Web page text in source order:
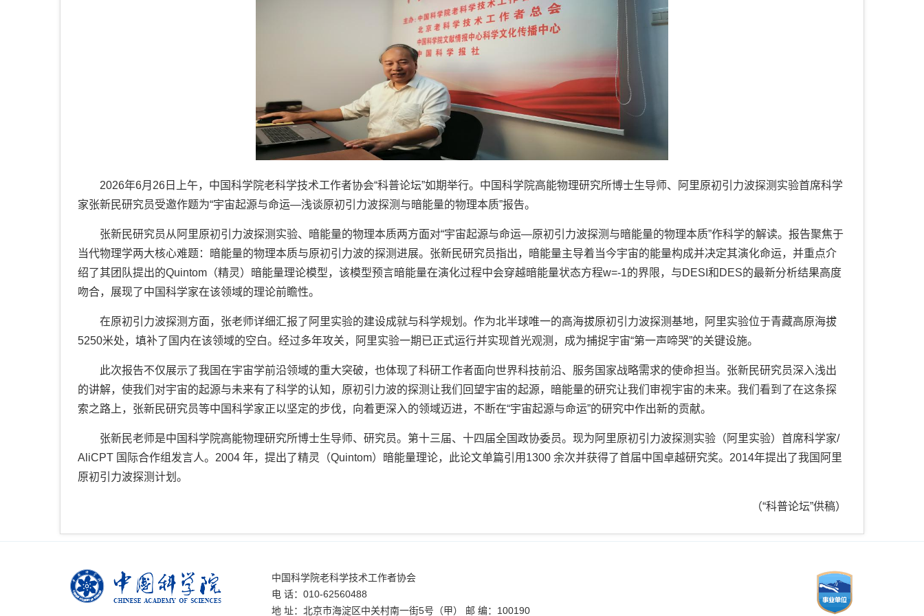
2026年6月26日上午，中国科学院老科学技术工作者协会“科普论坛”如期举行。中国科学院高能物理研究所博士生导师、阿里原初引力波探测实验首席科学
家张新民研究员受邀作题为“宇宙起源与命运—浅谈原初引力波探测与暗能量的物理本质”报告。
张新民研究员从阿里原初引力波探测实验、暗能量的物理本质两方面对“宇宙起源与命运—原初引力波探测与暗能量的物理本质”作科学的解读。报告聚焦于
当代物理学两大核心难题：暗能量的物理本质与原初引力波的探测进展。张新民研究员指出，暗能量主导着当今宇宙的能量构成并决定其演化命运，并重点介
绍了其团队提出的Quintom（精灵）暗能量理论模型，该模型预言暗能量在演化过程中会穿越暗能量状态方程w=-1的界限，与DESI和DES的最新分析结果高度
吻合，展现了中国科学家在该领域的理论前瞻性。
在原初引力波探测方面，张老师详细汇报了阿里实验的建设成就与科学规划。作为北半球唯一的高海拔原初引力波探测基地，阿里实验位于青藏高原海拔
5250米处，填补了国内在该领域的空白。经过多年攻关，阿里实验一期已正式运行并实现首光观测，成为捕捉宇宙“第一声啼哭”的关键设施。
此次报告不仅展示了我国在宇宙学前沿领域的重大突破，也体现了科研工作者面向世界科技前沿、服务国家战略需求的使命担当。张新民研究员深入浅出
的讲解，使我们对宇宙的起源与未来有了科学的认知，原初引力波的探测让我们回望宇宙的起源，暗能量的研究让我们审视宇宙的未来。我们看到了在这条探
索之路上，张新民研究员等中国科学家正以坚定的步伐，向着更深入的领域迈进，不断在“宇宙起源与命运”的研究中作出新的贡献。
张新民老师是中国科学院高能物理研究所博士生导师、研究员。第十三届、十四届全国政协委员。现为阿里原初引力波探测实验（阿里实验）首席科学家/
AliCPT 国际合作组发言人。2004 年，提出了精灵（Quintom）暗能量理论，此论文单篇引用1300 余次并获得了首届中国卓越研究奖。2014年提出了我国阿里
原初引力波探测计划。
（“科普论坛”供稿）
中国科学院老科学技术工作者协会
电 话：010-62560488
地 址：北京市海淀区中关村南一街5号（甲） 邮 编：100190